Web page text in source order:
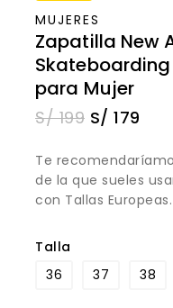
MUJERES
Zapatilla New
Skateboarding
para Mujer
S/199 S/ 179
Te
de la que sueles
con Tallas Europeas.
Talla
36
37 38